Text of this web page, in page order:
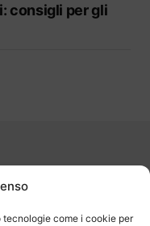
come i cookie per
consigli per gli